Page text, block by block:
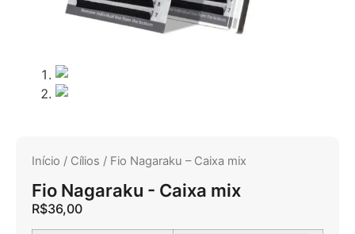
Início / Cílios / Fio Nagaraku – Caixa mix
Fio Nagaraku - Caixa mix
R$36,00